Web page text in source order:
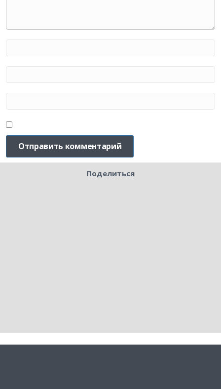
Поделиться